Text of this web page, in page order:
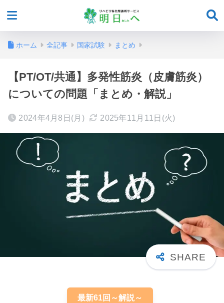
ホーム 全記事 国家試験 まとめ
【PT/OT/共通】多発性筋炎（皮膚筋炎）
についての問題「まとめ・解説」
2024年4月8日(月) 2025年11月11日(火)
最新61回～解説～